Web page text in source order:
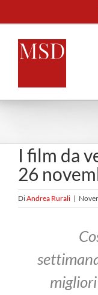
al
contenuto
I film da
26
DiAndrea Rurali |